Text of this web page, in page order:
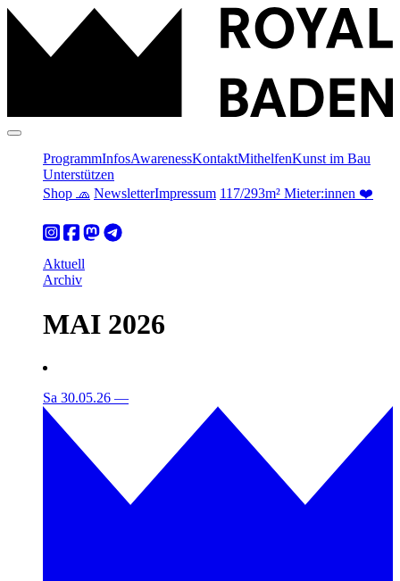
ProgrammInfosAwarenessKontaktMithelfenKunst im Bau
Unterstützen
Shop 🧢 NewsletterImpressum 117/293m² Mieter:innen ❤️
Aktuell
Archiv
MAI 2026
Sa 30.05.26 —